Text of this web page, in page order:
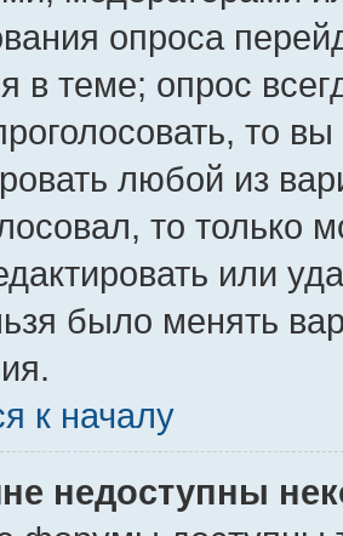
опроса
в теме; опрос
то
любой из
то только
или
было менять
к началу
недоступны